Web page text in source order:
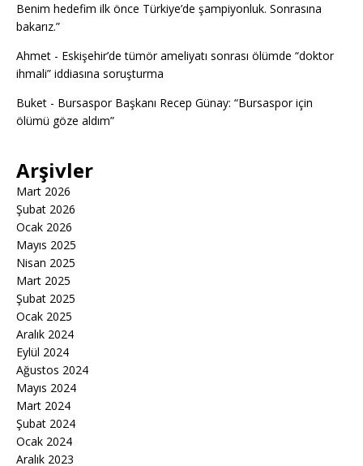
Benim hedefim ilk önce Türkiye’de şampiyonluk. Sonrasına
bakarız.”
Ahmet - Eskişehir’de tümör ameliyatı sonrası ölümde “doktor
ihmali” iddiasına soruşturma
Buket - Bursaspor Başkanı Recep Günay: “Bursaspor için
ölümü göze aldım”
Arşivler
Mart 2026
Şubat 2026
Ocak 2026
Mayıs 2025
Nisan 2025
Mart 2025
Şubat 2025
Ocak 2025
Aralık 2024
Eylül 2024
Ağustos 2024
Mayıs 2024
Mart 2024
Şubat 2024
Ocak 2024
Aralık 2023